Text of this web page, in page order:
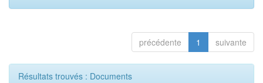
précédente 1 suivante
Résultats trouvés : Documents